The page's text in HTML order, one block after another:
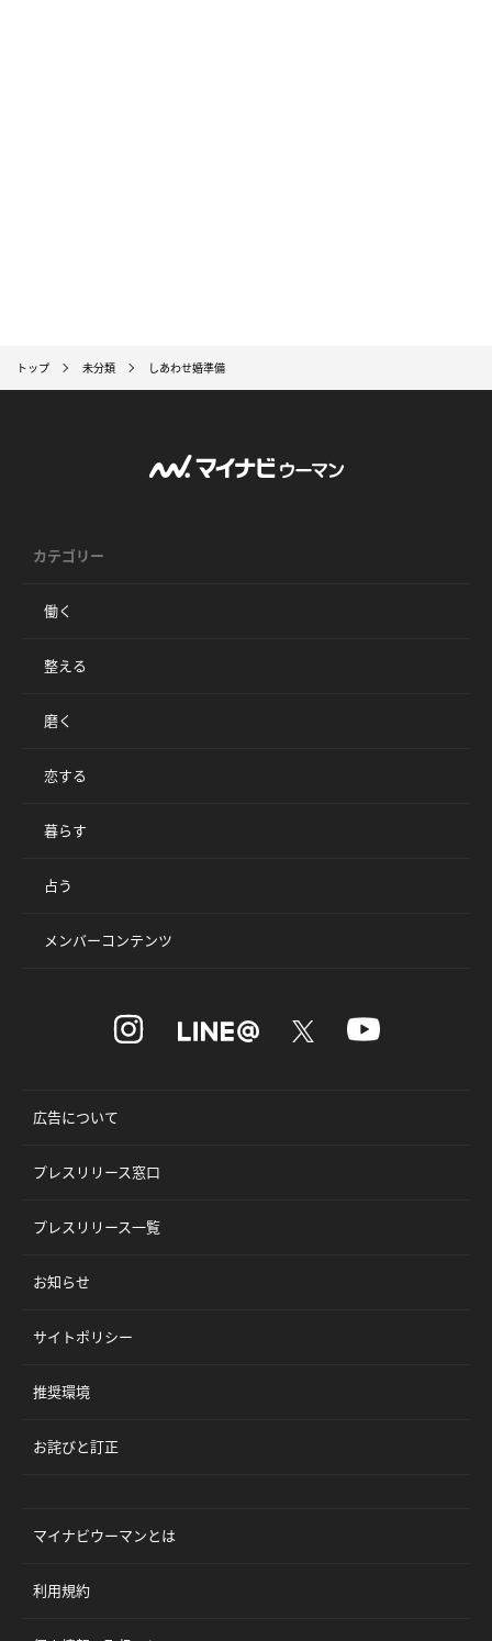
トップ 未分類 しあわせ婚準備
カテゴリー
働く
整える
磨く
恋する
暮らす
占う
メンバーコンテンツ
広告について
プレスリリース窓口
プレスリリース一覧
お知らせ
サイトポリシー
推奨環境
お詫びと訂正
マイナビウーマンとは
利用規約